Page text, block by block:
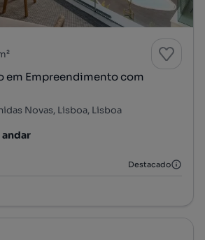
em Empreendimento com
Novas, Lisboa, Lisboa
andar
Destacado